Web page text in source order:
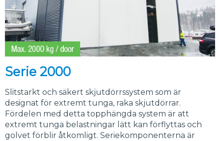
Serie 2000
Slitstarkt och säkert skjutdörrssystem som är
designat för extremt tunga, raka skjutdörrar.
Fördelen med detta topphängda system är att
extremt tunga belastningar lätt kan förflyttas och
golvet förblir åtkomligt. Seriekomponenterna är